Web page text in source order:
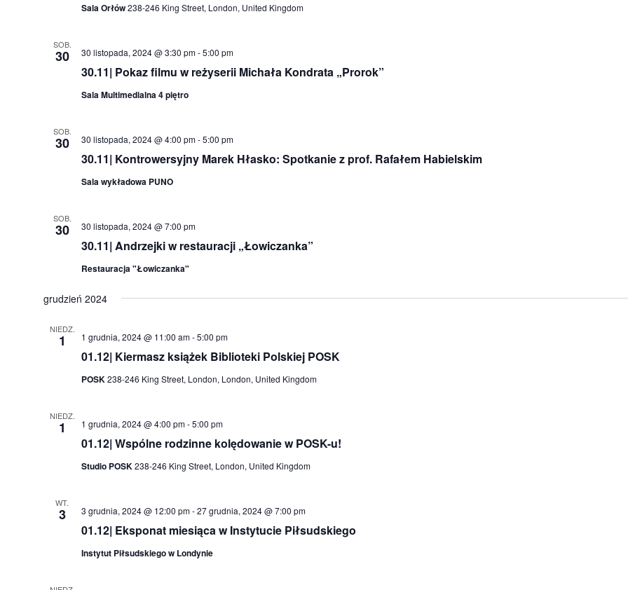
Sala Orłów238-246 King Street, London, United Kingdom
SOB.
30
30.11| Pokaz filmu w reżyserii Michała Kondrata „Prorok”
30 listopada, 2024 @ 3:30 pm-5:00 pm
Sala Multimedialna 4 piętro
SOB.
30
30.11| Kontrowersyjny Marek Hłasko: Spotkanie z prof. Rafałem Habielskim
30 listopada, 2024 @ 4:00 pm-5:00 pm
Sala wykładowa PUNO
SOB.
30
30.11| Andrzejki w restauracji „Łowiczanka”
30 listopada, 2024 @ 7:00 pm
Restauracja "Łowiczanka"
grudzień 2024
NIEDZ.
1
01.12| Kiermasz książek Biblioteki Polskiej POSK
1 grudnia, 2024 @ 11:00 am-5:00 pm
POSK238-246 King Street, London, London, United Kingdom
NIEDZ.
1
01.12| Wspólne rodzinne kolędowanie w POSK-u!
1 grudnia, 2024 @ 4:00 pm-5:00 pm
Studio POSK238-246 King Street, London, United Kingdom
WT.
3
01.12| Eksponat miesiąca w Instytucie Piłsudskiego
3 grudnia, 2024 @ 12:00 pm-27 grudnia, 2024 @ 7:00 pm
Instytut Piłsudskiego w Londynie